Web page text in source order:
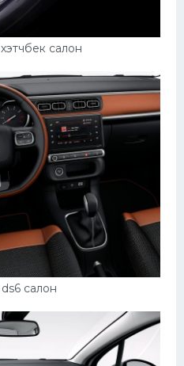
салон
салон